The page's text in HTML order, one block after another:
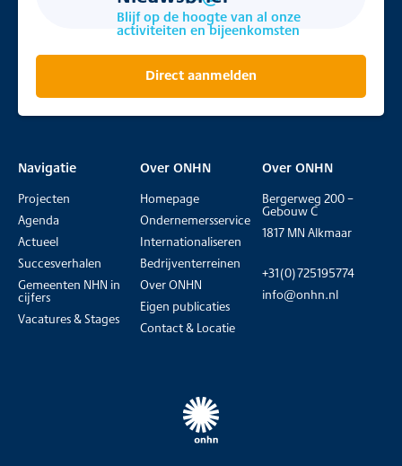
Blijf op de hoogte van al onze
activiteiten en bijeenkomsten
Direct aanmelden
Navigatie
Projecten
Agenda
Actueel
Succesverhalen
Gemeenten NHN in
cijfers
Vacatures & Stages
Over ONHN
Homepage
Ondernemersservice
Internationaliseren
Bedrijventerreinen
Over ONHN
Eigen publicaties
Contact & Locatie
Over ONHN
Bergerweg 200 –
Gebouw C
1817 MN Alkmaar
+31(0)725195774
info@onhn.nl